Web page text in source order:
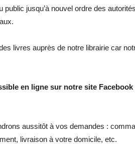
jusqu’à nouvel ordre des autorités
livres auprès de notre librairie car
en ligne sur notre site Facebook
aussitôt à vos demandes :
livraison à votre domicile, etc.